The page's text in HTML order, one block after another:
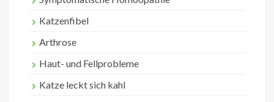
Katzenfibel
Arthrose
Haut- und Fellprobleme
Katze leckt sich kahl